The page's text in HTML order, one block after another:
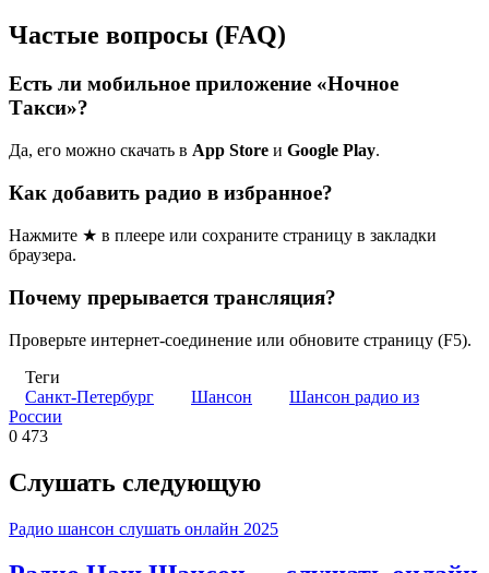
Частые вопросы (FAQ)
Есть ли мобильное приложение «Ночное
Такси»?
Да, его можно скачать в App Store и Google Play.
Как добавить радио в избранное?
Нажмите ★ в плеере или сохраните страницу в закладки
браузера.
Почему прерывается трансляция?
Проверьте интернет-соединение или обновите страницу (F5).
Теги
Санкт-Петербург
Шансон
Шансон радио из
России
0 473
Слушать следующую
Радио шансон слушать онлайн 2025